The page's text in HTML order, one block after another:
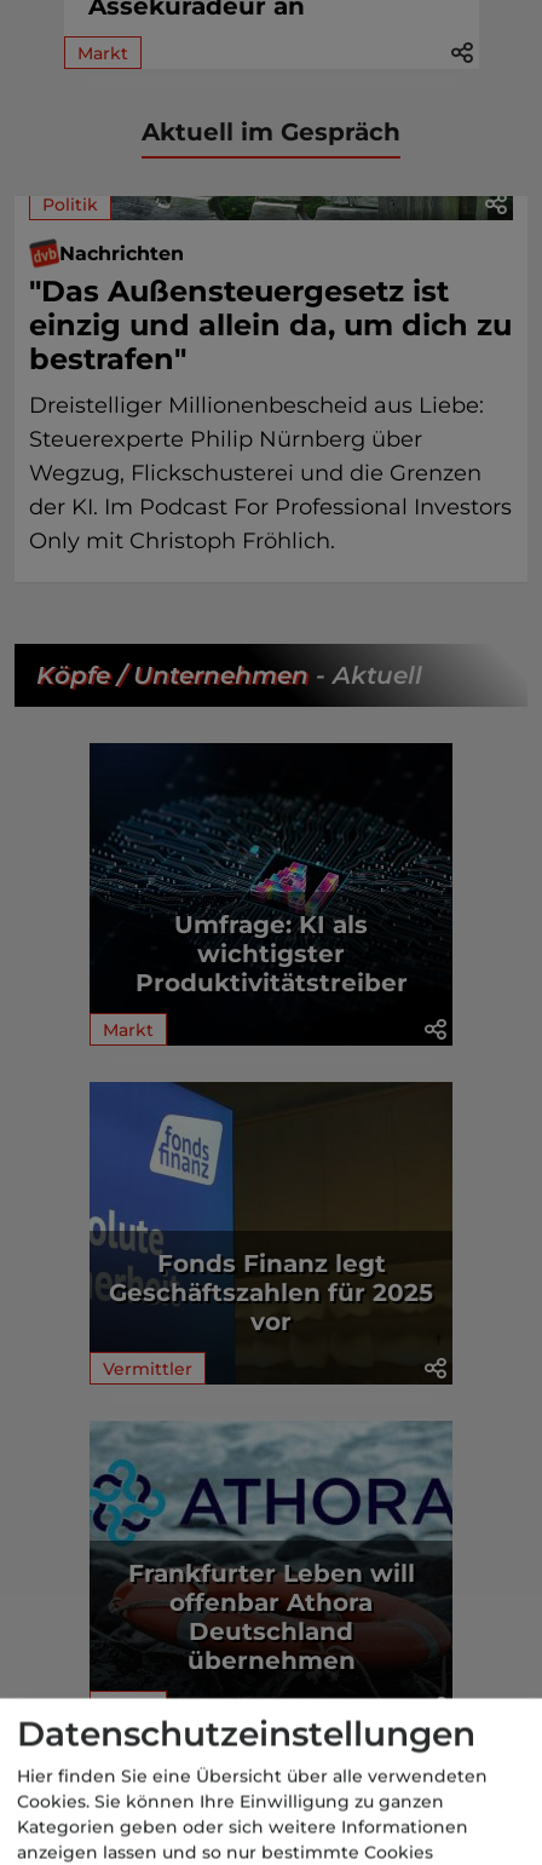
Markt
Aktuell im Gespräch
Politik
Nachrichten
"Das Außensteuergesetz ist
einzig und allein da, um dich zu
bestrafen"
Dreistelliger Millionenbescheid aus Liebe:
Steuerexperte Philip Nürnberg über
Wegzug, Flickschusterei und die Grenzen
der KI. Im Podcast For Professional Investors
Only mit Christoph Fröhlich.
Köpfe / Unternehmen- Aktuell
Umfrage: KI als
wichtigster
Produktivitätstreiber
Markt
Fonds Finanz legt
Geschäftszahlen für 2025
vor
Vermittler
Frankfurter Leben will
offenbar Athora
Deutschland
übernehmen
Aus der dvb-Redaktion
Politik
Datenschutzeinstellungen
Hier finden Sie eine Übersicht über alle verwendeten
Cookies. Sie können Ihre Einwilligung zu ganzen
Kategorien geben oder sich weitere Informationen
anzeigen lassen und so nur bestimmte Cookies